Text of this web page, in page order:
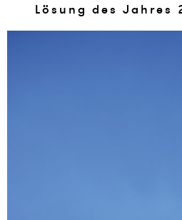
Lösung des Jah­res